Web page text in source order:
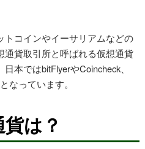
トコインやイーサリアムなどの
貨取引所と呼ばれる仮想通貨
本ではbitFlyerやCoincheck、
なっています。
は？